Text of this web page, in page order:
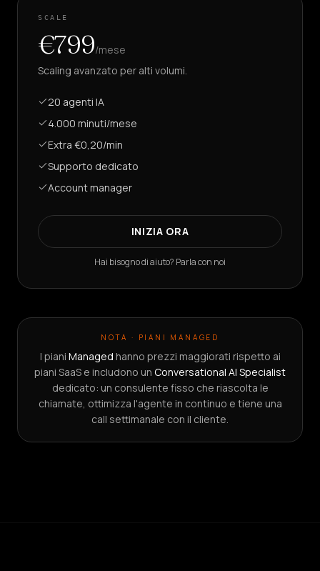
SCALE
€799/mese
Scaling avanzato per alti volumi.
20 agenti IA
4.000 minuti/mese
Extra €0,20/min
Supporto dedicato
Account manager
INIZIA ORA
Hai bisogno di aiuto? Parla con noi
NOTA · PIANI MANAGED
I piani Managed hanno prezzi maggiorati rispetto ai
piani SaaS e includono un Conversational AI Specialist
dedicato: un consulente fisso che riascolta le
chiamate, ottimizza l'agente in continuo e tiene una
call settimanale con il cliente.